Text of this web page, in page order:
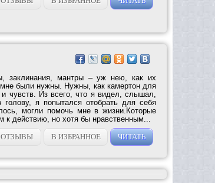
заклинания, мантры – уж нею, как их
мне были нужны. Нужны, как камертон для
чувств. Из всего, что я видел, слышал,
я попытался отобрать для себя
могли помочь мне в жизни.Которые
к действию, но хотя бы нравственным...
ОТЗЫВЫ В ИЗБРАННОЕ ЧИТАТЬ